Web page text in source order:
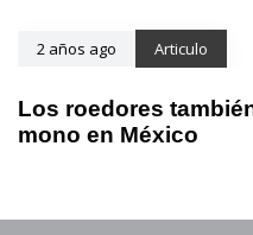
2 años ago Articulo
Los roedores
mono en México